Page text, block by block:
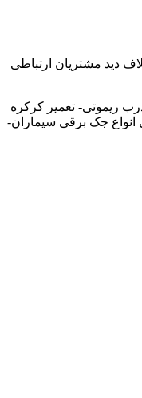
دید مشتریان ارتباطی
ریموتی- تعمیر کرکره
انواع جک برقی سیماران-